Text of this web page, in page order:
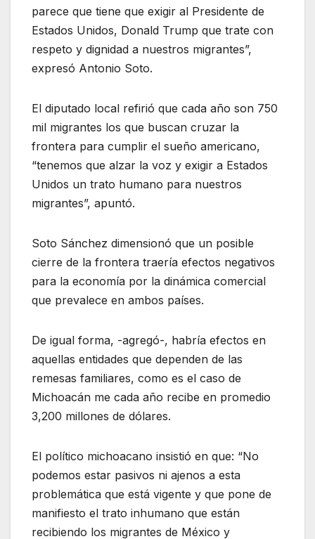
parece que tiene que exigir al Presidente de
Estados Unidos, Donald Trump que trate con
respeto y dignidad a nuestros migrantes”,
expresó Antonio Soto.
El diputado local refirió que cada año son 750
mil migrantes los que buscan cruzar la
frontera para cumplir el sueño americano,
“tenemos que alzar la voz y exigir a Estados
Unidos un trato humano para nuestros
migrantes”, apuntó.
Soto Sánchez dimensionó que un posible
cierre de la frontera traería efectos negativos
para la economía por la dinámica comercial
que prevalece en ambos países.
De igual forma, -agregó-, habría efectos en
aquellas entidades que dependen de las
remesas familiares, como es el caso de
Michoacán me cada año recibe en promedio
3,200 millones de dólares.
El político michoacano insistió en que: “No
podemos estar pasivos ni ajenos a esta
problemática que está vigente y que pone de
manifiesto el trato inhumano que están
recibiendo los migrantes de México y